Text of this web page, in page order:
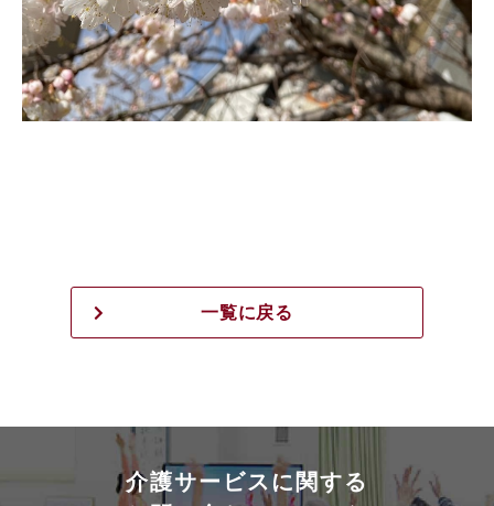
一覧に戻る
介護サービスに関する